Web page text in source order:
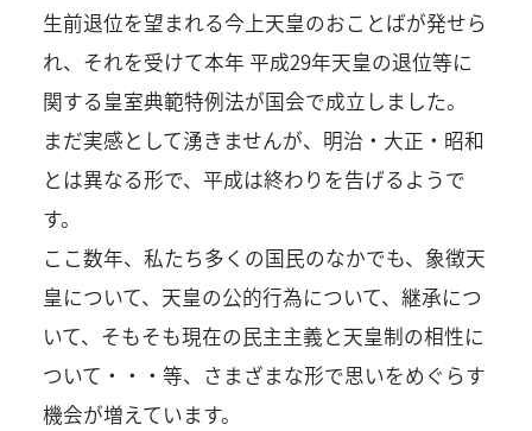
生前退位を望まれる今上天皇のおことばが発せら
れ、それを受けて本年 平成29年天皇の退位等に
関する皇室典範特例法が国会で成立しました。
まだ実感として湧きませんが、明治・大正・昭和
とは異なる形で、平成は終わりを告げるようで
す。
ここ数年、私たち多くの国民のなかでも、象徴天
皇について、天皇の公的行為について、継承につ
いて、そもそも現在の民主主義と天皇制の相性に
ついて・・・等、さまざまな形で思いをめぐらす
機会が増えています。